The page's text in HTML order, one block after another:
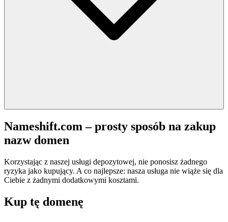
Nameshift.com – prosty sposób na zakup
nazw domen
Korzystając z naszej usługi depozytowej, nie ponosisz żadnego
ryzyka jako kupujący. A co najlepsze: nasza usługa nie wiąże się dla
Ciebie z żadnymi dodatkowymi kosztami.
Kup tę domenę